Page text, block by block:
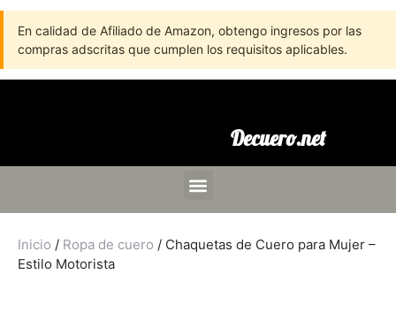
En calidad de Afiliado de Amazon, obtengo ingresos por las
compras adscritas que cumplen los requisitos aplicables.
Decuero.net
Inicio / Ropa de cuero / Chaquetas de Cuero para Mujer –
Estilo Motorista